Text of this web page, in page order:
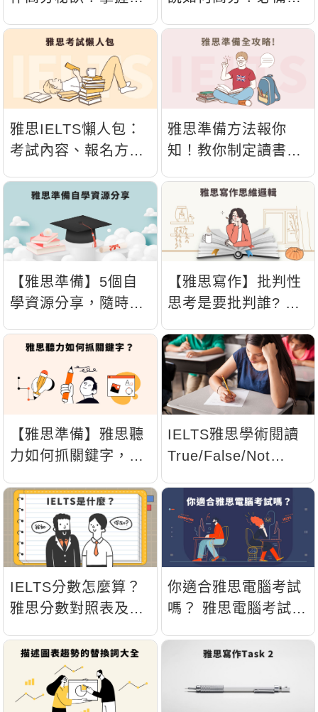
雅思IELTS懶人包：
考試內容、報名方
你！
雅思準備方法報你
知！教你制定讀書計
練習技巧
【雅思準備】5個自
學資源分享，隨時隨
【雅思寫作】批判性
思考是要批判誰? 3
邏輯!
【雅思準備】雅思聽
力如何抓關鍵字，34
IELTS雅思學術閱讀
True/False/Not
Given解題技巧
IELTS分數怎麼算？
雅思分數對照表及題
你適合雅思電腦考試
嗎？ 雅思電腦考試優